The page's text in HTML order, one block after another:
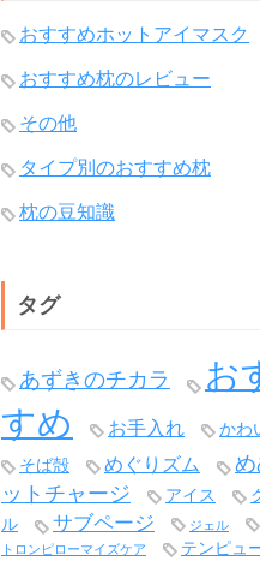
おすすめホットアイマスク
おすすめ枕のレビュー
その他
タイプ別のおすすめ枕
枕の豆知識
タグ
あずきのチカラ
お
すめ
お手入れ
かわ
そば殻
めぐりズム
ットチャージ
アイス
ル
サブページ ジェル
トロンピローマイズケア
テンピュ